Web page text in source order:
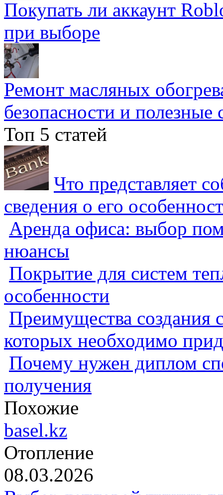
Покупать ли аккаунт
при выборе
Ремонт масляных
безопасности и полезные
Топ 5 статей
Что представляет
сведения о его
Аренда офиса: выбор
нюансы
Покрытие для систем
особенности
Преимущества создания
которых необходимо
Почему нужен диплом
получения
Похожие
basel.kz
Отопление
08.03.2026